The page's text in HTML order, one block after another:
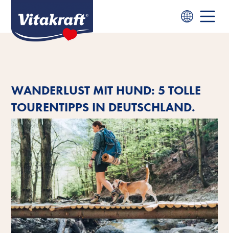
WANDERLUST MIT HUND: 5 TOLLE
TOURENTIPPS IN DEUTSCHLAND.